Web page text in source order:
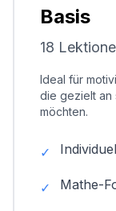
Basis
18
Ideal für
die gezielt an
möchten.
✓
✓ Mathe-